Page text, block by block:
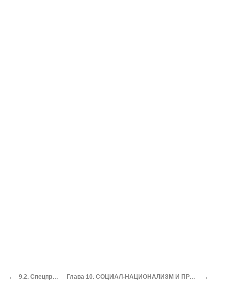
← 9.2. Спецпроект «Партии регионов» Глава 10. СОЦИАЛ-НАЦИОНАЛИЗМ И ПРАВОСЛАВИЕ, ИЛИ ПОЧЕМУ ТЯГНИБОКА НЕ ВЗЯЛИ БЫ В КАЗАКИ →